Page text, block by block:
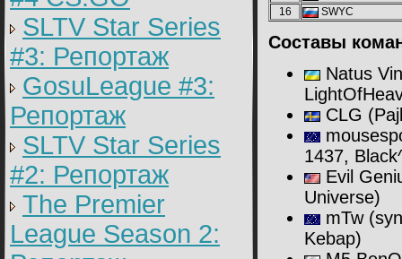
SLTV Star Series
#3: Репортаж
GosuLeague #3:
Репортаж
SLTV Star Series
#2: Репортаж
The Premier
League Season 2:
16
SWYC
Составы
Natus
CLG
1437,
Evil
Universe)
mTw
Kebap)